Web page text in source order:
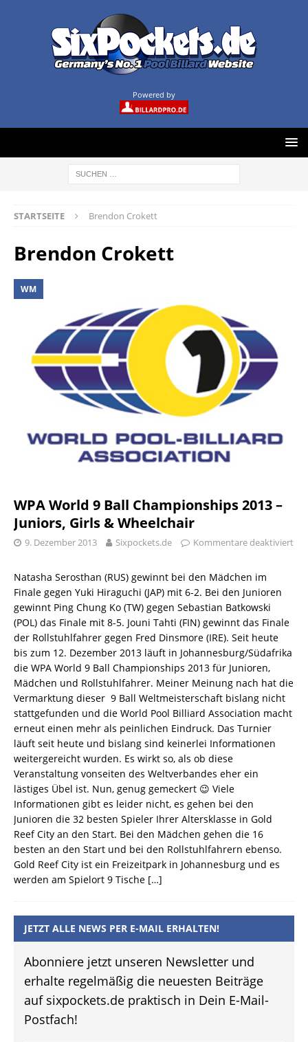
Powered by
STARTSEITE Brendon Crokett
Brendon Crokett
WM
WPA World 9 Ball Championships 2013 –
Juniors, Girls & Wheelchair
9. Dezember 2013 Sixpockets.de Kommentare deaktiviert
Natasha Serosthan (RUS) gewinnt bei den Mädchen im
Finale gegen Yuki Hiraguchi (JAP) mit 6-2. Bei den Junioren
gewinnt Ping Chung Ko (TW) gegen Sebastian Batkowski
(POL) das Finale mit 8-5. Jouni Tahti (FIN) gewinnt das Finale
der Rollstuhlfahrer gegen Fred Dinsmore (IRE). Seit heute
bis zum 12. Dezember 2013 läuft in Johannesburg/Südafrika
die WPA World 9 Ball Championships 2013 für Junioren,
Mädchen und Rollstuhlfahrer. Meiner Meinung nach hat die
Vermarktung dieser 9 Ball Weltmeisterschaft bislang nicht
stattgefunden und die World Pool Billiard Association macht
erneut einen mehr als peinlichen Eindruck. Das Turnier
läuft seit heute und bislang sind keinerlei Informationen
weitergereicht wurden. Es wirkt so, als ob diese
Veranstaltung vonseiten des Weltverbandes eher ein
lästiges Übel ist. Nun, genug gemeckert 😉 Viele
Informationen gibt es leider nicht, es gehen bei den
Junioren die 32 besten Spieler Ihrer Altersklasse in Gold
Reef City an den Start. Bei den Mädchen gehen die 16
besten an den Start und bei den Rollstuhlfahrern ebenso.
Gold Reef City ist ein Freizeitpark in Johannesburg und es
werden am Spielort 9 Tische […]
JETZT ALLE NEWS PER E-MAIL ERHALTEN!
Abonniere jetzt unseren Newsletter und
erhalte regelmäßig die neuesten Beiträge
auf sixpockets.de praktisch in Dein E-Mail-
Postfach!